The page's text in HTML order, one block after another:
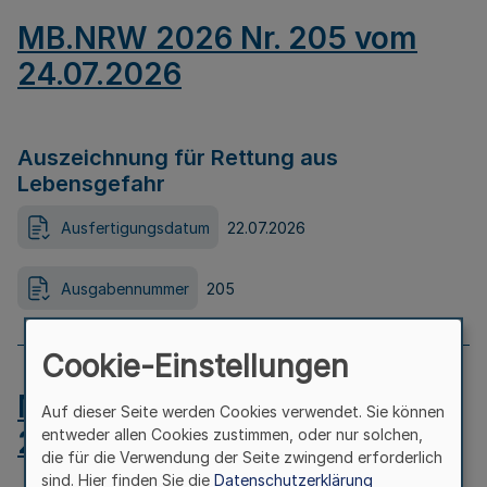
MB.NRW 2026 Nr. 205 vom
24.07.2026
Auszeichnung für Rettung aus
Lebensgefahr
Ausfertigungsdatum 22.07.2026
Ausgabennummer 205
MB.NRW 2026 Nr. 204 vom
24.07.2026
Cookie-Einstellungen
Auf dieser Seite werden Cookies verwendet. Sie können
entweder allen Cookies zustimmen, oder nur solchen,
die für die Verwendung der Seite zwingend erforderlich
sind. Hier finden Sie die Datenschutzerklärung